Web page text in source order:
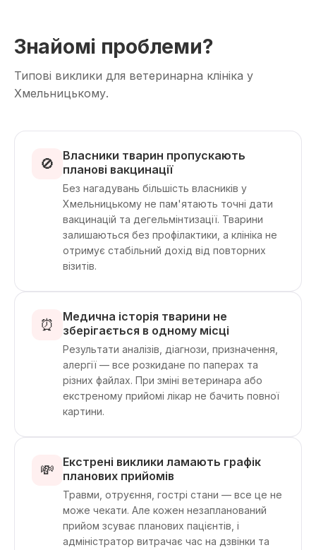
Знайомі проблеми?
Типові виклики для ветеринарна клініка у
Хмельницькому.
🚫
Власники тварин пропускають
планові вакцинації
Без нагадувань більшість власників у
Хмельницькому не пам'ятають точні дати
вакцинацій та дегельмінтизації. Тварини
залишаються без профілактики, а клініка не
отримує стабільний дохід від повторних
візитів.
⏰
Медична історія тварини не
зберігається в одному місці
Результати аналізів, діагнози, призначення,
алергії — все розкидане по паперах та
різних файлах. При зміні ветеринара або
екстреному прийомі лікар не бачить повної
картини.
💸
Екстрені виклики ламають графік
планових прийомів
Травми, отруєння, гострі стани — все це не
може чекати. Але кожен незапланований
прийом зсуває планових пацієнтів, і
адміністратор витрачає час на дзвінки та